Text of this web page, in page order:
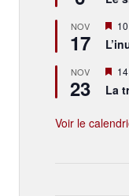
NOV
17
en
NOV
23 La
Voir le